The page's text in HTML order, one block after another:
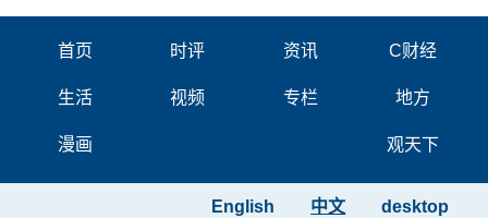
首页 时评 资讯 C财经
生活 视频 专栏 地方
漫画 观天下
desktop
中文
English